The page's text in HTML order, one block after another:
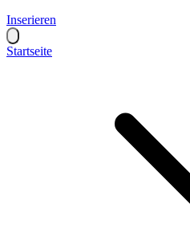
Inserieren
Startseite